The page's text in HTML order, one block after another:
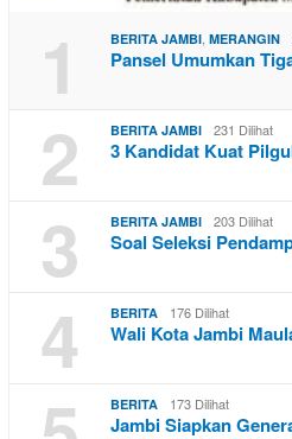
1 BERITA JAMBI, MERANGIN
Pansel Umumkan
2 BERITA JAMBI 231 Dilihat
3 Kandidat Kuat
3 BERITA JAMBI 203 Dilihat
Soal Seleksi
4 BERITA 176 Dilihat
Wali Kota Jambi
BERITA 173 Dilihat
Jambi Siapkan